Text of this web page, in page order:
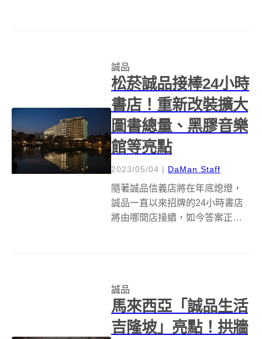
時尚設計的SOU・SO...
誠品
松菸誠品接棒24小時
書店！重新改裝擴大
圖書總量、黑膠音樂
館等亮點
2023/05/04 | DaMan Staff
隨著誠品信義店將在年底熄燈，
誠品一直以來招牌的24小時書店
將由哪間店接續，如今答案正式
完整豐富的實體文化場域。 誠品
生活松菸店...
誠品
馬來西亞「誠品生活
吉隆坡」亮點！拱牆